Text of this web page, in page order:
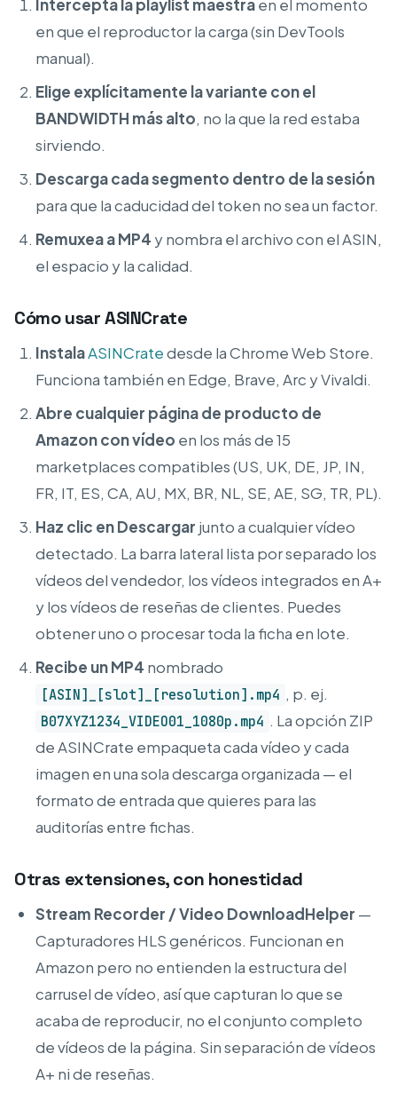
Intercepta la playlist maestraen el momento
en que el reproductor la carga (sin DevTools
manual).
Elige explícitamente la variante con el
BANDWIDTH más alto, no la que la red estaba
sirviendo.
Descarga cada segmento dentro de la sesión
para que la caducidad del token no sea un factor.
Remuxea a MP4 y nombra el archivo con el ASIN,
el espacio y la calidad.
Cómo usar ASINCrate
InstalaASINCratedesde la Chrome Web Store.
Funciona también en Edge, Brave, Arc y Vivaldi.
Abre cualquier página de producto de
Amazon con vídeo en los más de 15
marketplaces compatibles (US, UK, DE, JP, IN,
FR, IT, ES, CA, AU, MX, BR, NL, SE, AE, SG, TR, PL).
Haz clic en Descargar junto a cualquier vídeo
detectado. La barra lateral lista por separado los
vídeos del vendedor, los vídeos integrados en A+
y los vídeos de reseñas de clientes. Puedes
obtener uno o procesar toda la ficha en lote.
Recibe un MP4 nombrado
[ASIN]_[slot]_[resolution].mp4 , p. ej.
B07XYZ1234_VIDEO01_1080p.mp4 . La opción ZIP
de ASINCrate empaqueta cada vídeo y cada
imagen en una sola descarga organizada — el
formato de entrada que quieres para las
auditorías entre fichas.
Otras extensiones, con honestidad
Stream Recorder / Video DownloadHelper —
Capturadores HLS genéricos. Funcionan en
Amazon pero no entienden la estructura del
carrusel de vídeo, así que capturan lo que se
acaba de reproducir, no el conjunto completo
de vídeos de la página. Sin separación de vídeos
A+ ni de reseñas.